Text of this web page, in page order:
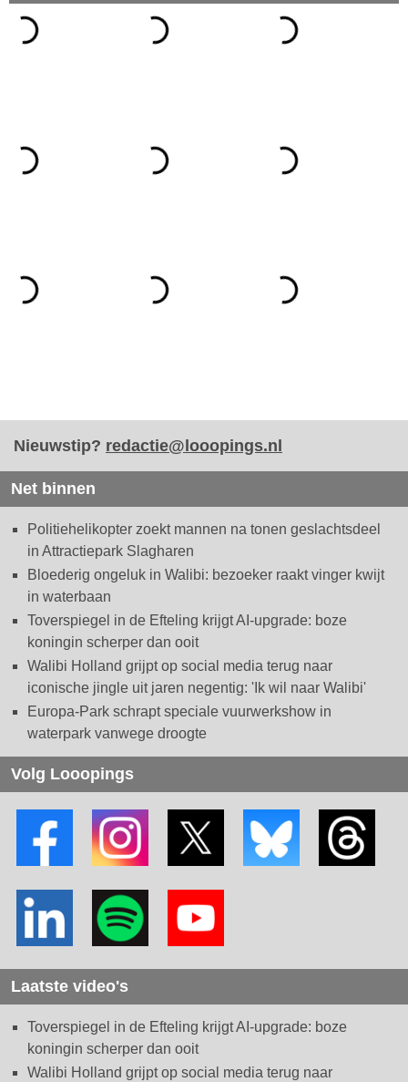
Nieuwstip? redactie@looopings.nl
Net binnen
Politiehelikopter zoekt mannen na tonen geslachtsdeel
in Attractiepark Slagharen
Bloederig ongeluk in Walibi: bezoeker raakt vinger kwijt
in waterbaan
Toverspiegel in de Efteling krijgt AI-upgrade: boze
koningin scherper dan ooit
Walibi Holland grijpt op social media terug naar
iconische jingle uit jaren negentig: 'Ik wil naar Walibi'
Europa-Park schrapt speciale vuurwerkshow in
waterpark vanwege droogte
Volg Looopings
Laatste video's
Toverspiegel in de Efteling krijgt AI-upgrade: boze
koningin scherper dan ooit
Walibi Holland grijpt op social media terug naar